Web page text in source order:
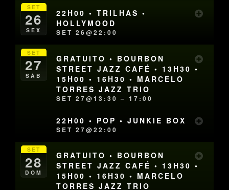
SET
26
SEX
22H00 • TRILHAS •
HOLLYMOOD
SET 26@22:00
SET
27
SÁB
GRATUITO • BOURBON
STREET JAZZ CAFÉ • 13H30 •
15H00 • 16H30 • MARCELO
TORRES JAZZ TRIO
SET 27@13:30 – 17:00
22H00 • POP • JUNKIE BOX
SET 27@22:00
SET
28
DOM
GRATUITO • BOURBON
STREET JAZZ CAFÉ • 13H30 •
15H00 • 16H30 • MARCELO
TORRES JAZZ TRIO